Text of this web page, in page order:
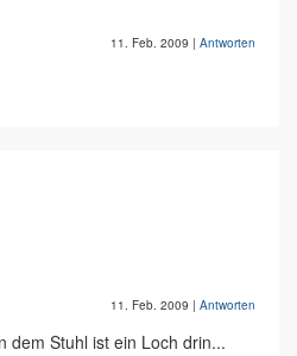
11. Feb. 2009 | Antworten
11. Feb. 2009 | Antworten
dem Stuhl ist ein Loch drin...